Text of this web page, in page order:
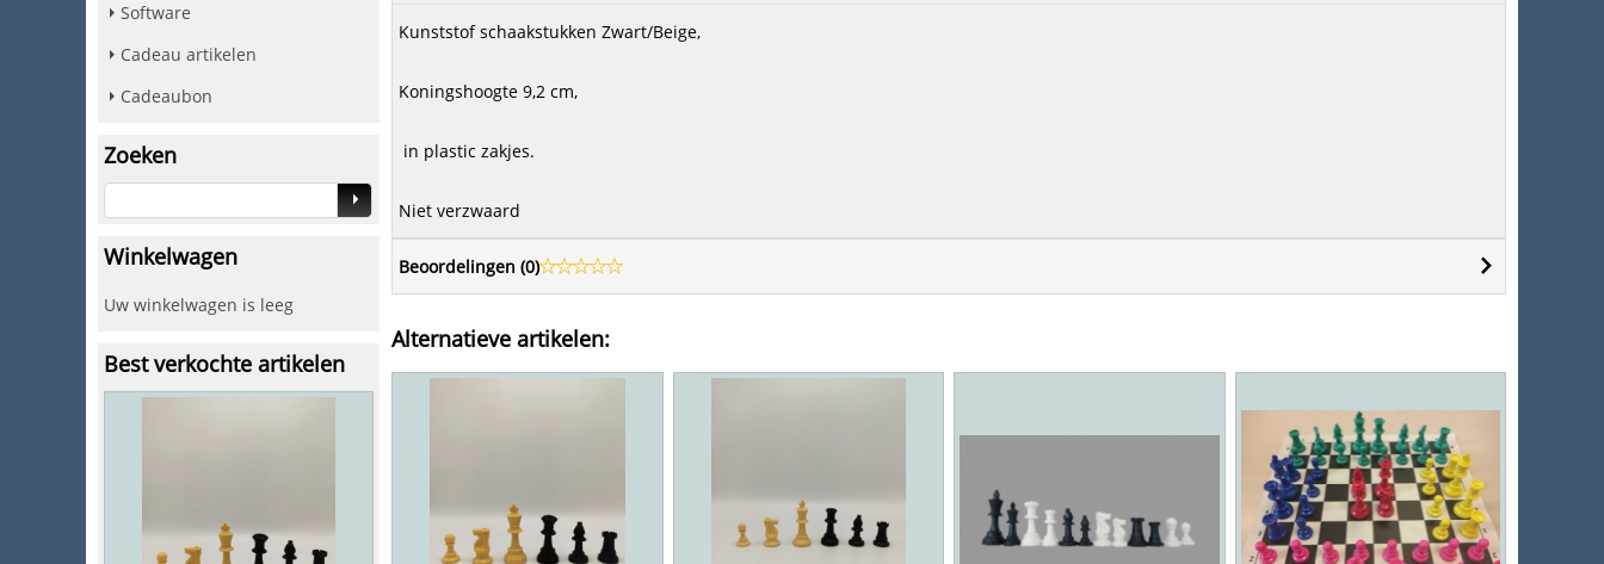
Software
Cadeau artikelen
Cadeaubon
Zoeken
Winkelwagen
Uw winkelwagen is leeg
Best verkochte artikelen
Kunststof schaakstukken Zwart/Beige,
Koningshoogte 9,2 cm,
in plastic zakjes.
Niet verzwaard
Beoordelingen (0)
Alternatieve artikelen: